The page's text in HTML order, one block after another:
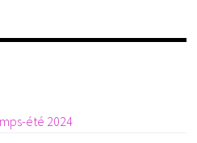
été 2024